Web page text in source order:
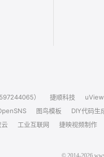
） 捷顺科技
uView
图鸟模板
DIY代码生
云 工业互联网 捷映视频制作
© 2014-2026